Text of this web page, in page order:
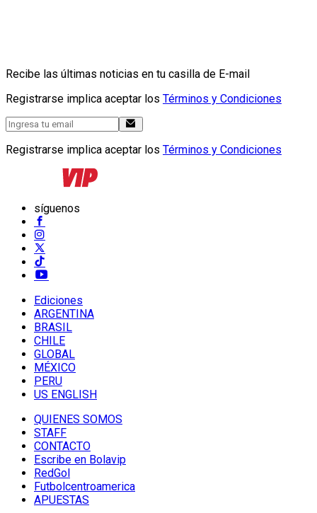
Recibe las últimas noticias en tu casilla de E-mail
Registrarse implica aceptar los Términos y Condiciones
Registrarse implica aceptar los Términos y Condiciones
síguenos
Ediciones
ARGENTINA
BRASIL
CHILE
GLOBAL
MÉXICO
PERU
US ENGLISH
QUIENES SOMOS
STAFF
CONTACTO
Escribe en Bolavip
RedGol
Futbolcentroamerica
APUESTAS